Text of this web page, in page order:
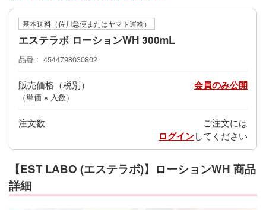
基本送料（佐川急便またはヤマト運輸）
エステラボ ローションWH 300mL
品番 4544798030802
販売価格
（単価 × 入数）
会員のみ公開
注文数 ご注文には
ログインしてください
【EST LABO (エステラボ)】ローションWH 商品
詳細